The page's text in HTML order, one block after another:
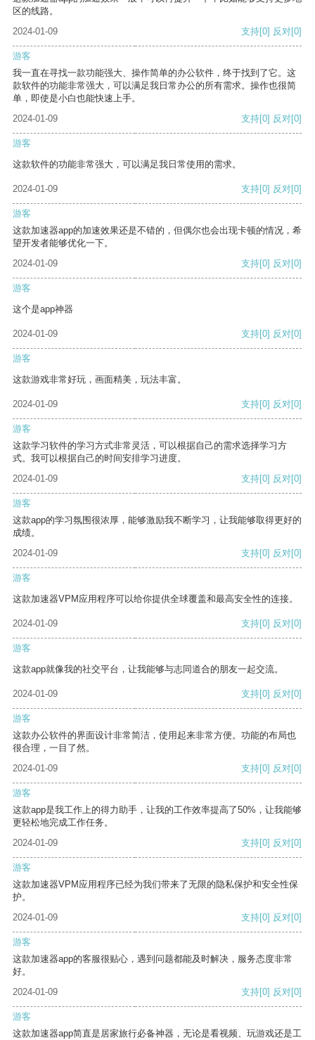
区的线路。
2024-01-09
支持[0] 反对[0]
游客
我一直在寻找一款功能强大、操作简单的办公软件，终于找到了它。这
款软件的功能非常强大，可以满足我日常办公的所有需求。操作也很简
单，即使是小白也能快速上手。
2024-01-09
支持[0] 反对[0]
游客
这款软件的功能非常强大，可以满足我日常使用的需求。
2024-01-09 支持[0] 反对[0]
游客
这款加速器app的加速效果还是不错的，但偶尔也会出现卡顿的情况，希
望开发者能够优化一下。
2024-01-09
支持[0] 反对[0]
游客
这个是app神器
2024-01-09 支持[0] 反对[0]
游客
这款游戏非常好玩，画面精美，玩法丰富。
2024-01-09 支持[0] 反对[0]
游客
这款学习软件的学习方式非常灵活，可以根据自己的需求选择学习方
式。我可以根据自己的时间安排学习进度。
2024-01-09
支持[0] 反对[0]
游客
这款app的学习氛围很浓厚，能够激励我不断学习，让我能够取得更好的
成绩。
2024-01-09
支持[0] 反对[0]
游客
这款加速器VPM应用程序可以给你提供全球覆盖和最高安全性的连接。
2024-01-09 支持[0] 反对[0]
游客
这款app就像我的社交平台，让我能够与志同道合的朋友一起交流。
2024-01-09 支持[0] 反对[0]
游客
这款办公软件的界面设计非常简洁，使用起来非常方便。功能的布局也
很合理，一目了然。
2024-01-09
支持[0] 反对[0]
游客
这款app是我工作上的得力助手，让我的工作效率提高了50%，让我能够
更轻松地完成工作任务。
2024-01-09
支持[0] 反对[0]
游客
这款加速器VPM应用程序已经为我们带来了无限的隐私保护和安全性保
护。
2024-01-09
支持[0] 反对[0]
游客
这款加速器app的客服很贴心，遇到问题都能及时解决，服务态度非常
好。
2024-01-09
支持[0] 反对[0]
游客
这款加速器app简直是居家旅行必备神器，无论是看视频、玩游戏还是工